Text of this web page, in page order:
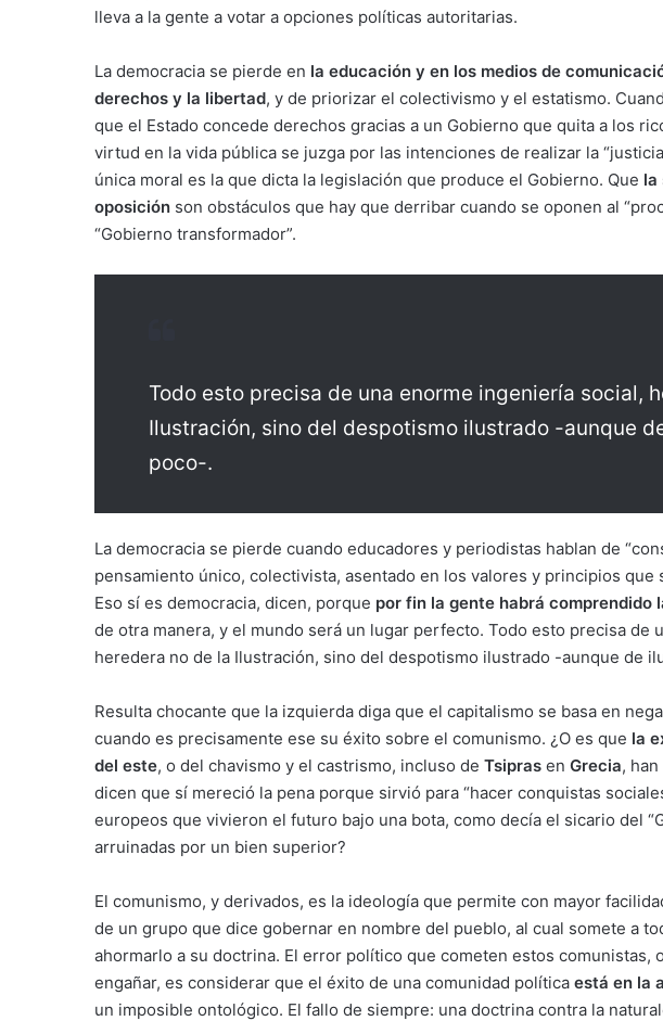
lleva a la gente a votar a opciones políticas autoritarias.
La democracia se pierde en la educación y en los medios de
derechos y la libertad, y de priorizar el colectivismo y el estatismo.
que el Estado concede derechos gracias a un Gobierno que quita a los
virtud en la vida pública se juzga por las intenciones de realizar la
única moral es la que dicta la legislación que produce el Gobierno. Que la
oposición son obstáculos que hay que derribar cuando se oponen al
“Gobierno transformador”.
Todo esto precisa de una enorme ingeniería social,
Ilustración, sino del despotismo ilustrado -aunque
poco-.
La democracia se pierde cuando educadores y periodistas hablan de
pensamiento único, colectivista, asentado en los valores y principios
Eso sí es democracia, dicen, porque por fin la gente habrá comprendido
de otra manera, y el mundo será un lugar perfecto. Todo esto precisa de
heredera no de la Ilustración, sino del despotismo ilustrado -aunque de
Resulta chocante que la izquierda diga que el capitalismo se basa en
cuando es precisamente ese su éxito sobre el comunismo. ¿O es que la
del este, o del chavismo y el castrismo, incluso de Tsipras en Grecia,
dicen que sí mereció la pena porque sirvió para “hacer conquistas
europeos que vivieron el futuro bajo una bota, como decía el sicario del
arruinadas por un bien superior?
El comunismo, y derivados, es la ideología que permite con mayor
de un grupo que dice gobernar en nombre del pueblo, al cual somete a
ahormarlo a su doctrina. El error político que cometen estos comunistas,
engañar, es considerar que el éxito de una comunidad política está en la
un imposible ontológico. El fallo de siempre: una doctrina contra la